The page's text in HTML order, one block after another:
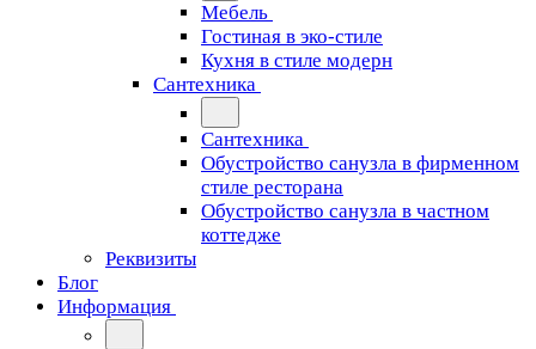
Мебель
Гостиная в эко-стиле
Кухня в стиле модерн
Сантехника
Сантехника
Обустройство санузла в фирменном
стиле ресторана
Обустройство санузла в частном
коттедже
Реквизиты
Блог
Информация